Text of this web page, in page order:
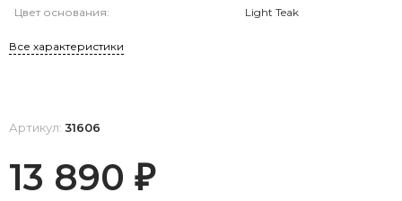
Цвет основания: Light Teak
Все характеристики
Артикул: 31606
13 890 ₽